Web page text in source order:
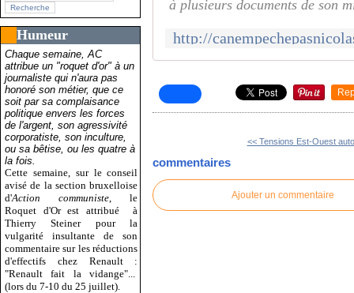
Humeur
Chaque semaine, AC
attribue un "roquet d'or" à un
journaliste qui n'aura pas
honoré son métier, que ce
soit par sa complaisance
politique envers les forces
de l'argent, son agressivité
corporatiste, son inculture,
ou sa bêtise, ou les quatre à
la fois.
Cette semaine, sur le conseil
avisé de la section bruxelloise
d'Action communiste , le
Roquet d'Or est attribué
à
Thierry Steiner pour la
vulgarité insultante de son
commentaire sur les réductions
d'effectifs chez Renault :
"Renault fait la vidange"...
(lors du 7-10 du 25 juillet).
à plusieurs documents de son
<< Tensions Est-Ouest
commentaires
Ajouter un commentaire